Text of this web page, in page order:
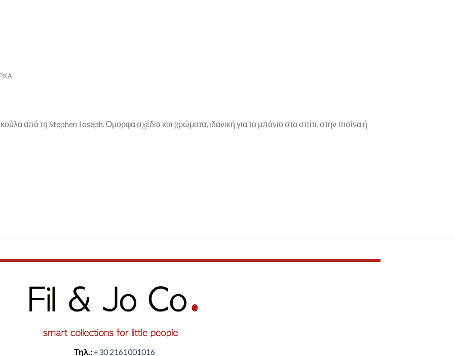
από τη Stephen Joseph. Όμορφα σχέδια και χρώματα, ιδανική για το μπάνιο στο σπίτι, στην πισίνα ή
Τηλ.: +30 2161001016